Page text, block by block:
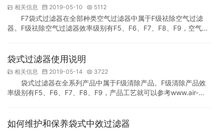
粒。其除去…
相关信息 2019-05-10 5112
F7袋式过滤器在全部种类空气过滤器中属于F级祛除空气过滤
器。F级祛除空气过滤器效率级别有F5、F6、F7、F8、F9，空气过
F7袋式过滤器重点是使用于一般中央空调系统的末端过滤器和除尘
应≥百分之五十~99%（计数法）或…
袋式过滤器使用说明
相关信息 2019-05-14 3722
袋式过滤器在全系列产品中属于F级清除产品。F级清除产品效
率级别有F5、F6、F7、F8、F9，产品工艺就可以参考www.air-
重点是当做普通中央空调系统的终过滤器和洁净中央空调系统的首
如何维护和保养袋式中效过滤器